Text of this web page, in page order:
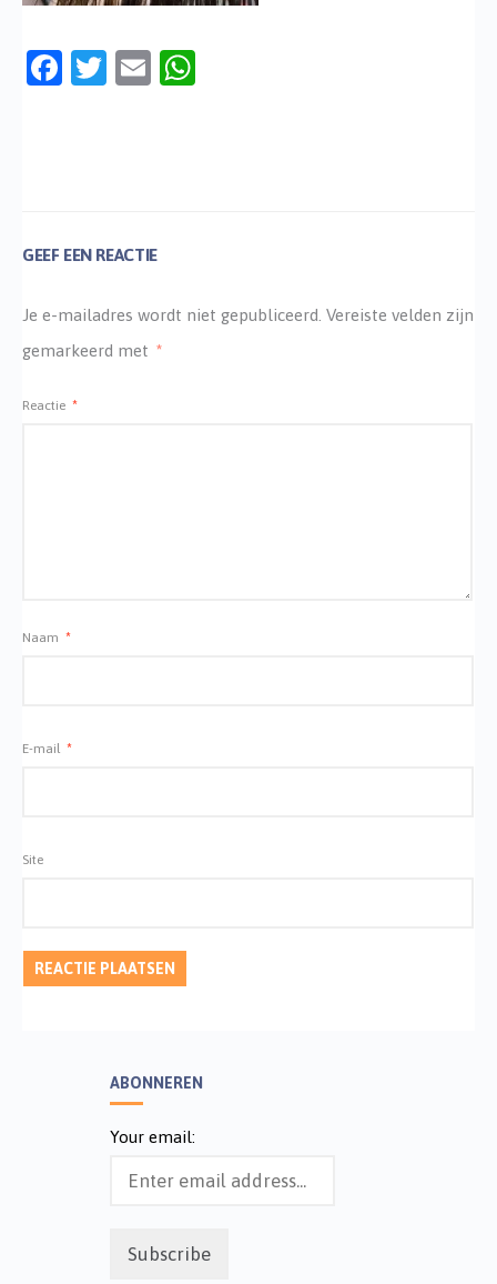
Facebook
Twitter
Email
GEEF EEN REACTIE
Je e-mailadres wordt niet gepubliceerd. Vereiste velden zijn
gemarkeerd met *
Reactie *
Naam *
E-mail *
Site
ABONNEREN
Your email: